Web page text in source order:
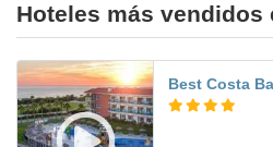
Hoteles más vendidos
Best Costa